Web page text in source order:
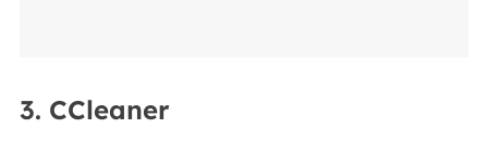
3. CCleaner